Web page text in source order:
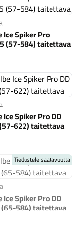
622) reunalanka
Ice Spiker Pro
(57-584) taitettava
Schwalbe Ice Spiker
622) reunalanka
Ice Spiker Pro DD
622) taitettava
Schwalbe Ice Spiker
reunalanka
Ice Spiker Pro DD
584) taitettava
Schwalbe Ice Spiker
Tiedustele saatavuutta